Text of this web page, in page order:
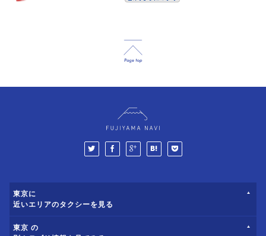
東京に
近いエリアのタクシーを見る
東京 の